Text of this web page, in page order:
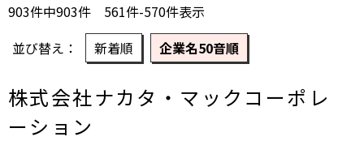
903件中903件 561件-570件表示
並び替え
新着順 企業名50音順
株式会社ナカタ・マックコーポレ
ーション